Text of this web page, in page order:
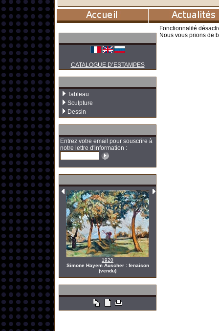
CATALOGUE D’ESTAMPES
Tableau
Sculpture
Dessin
Entrez votre email pour souscrire à
notre lettre d'information :
1920
Simone Hayem Auscher : fenaison
(vendu)
Fonctionnalité
Nous vous prions de